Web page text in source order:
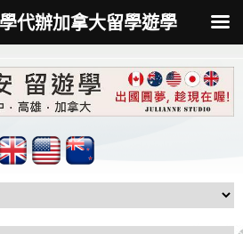
代辦加拿大留學遊學